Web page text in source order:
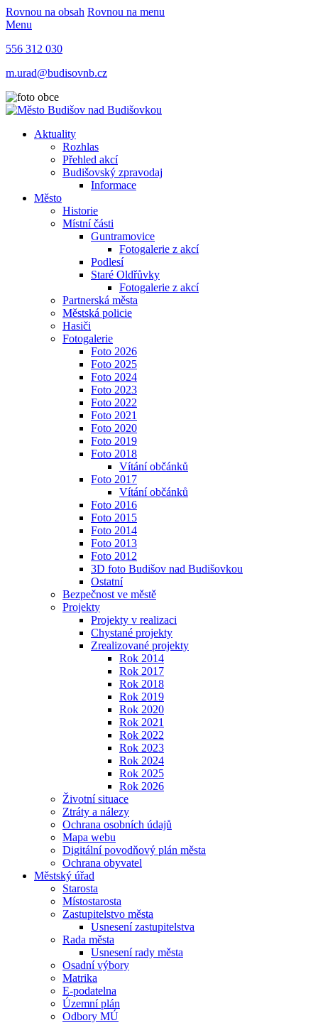
Rovnou na obsah Rovnou na menu
Menu
556 312 030
m.urad@budisovnb.cz
Aktuality
Rozhlas
Přehled akcí
Budišovský zpravodaj
Informace
Město
Historie
Místní části
Guntramovice
Fotogalerie z akcí
Podlesí
Staré Oldřůvky
Fotogalerie z akcí
Partnerská města
Městská policie
Hasiči
Fotogalerie
Foto 2026
Foto 2025
Foto 2024
Foto 2023
Foto 2022
Foto 2021
Foto 2020
Foto 2019
Foto 2018
Vítání občánků
Foto 2017
Vítání občánků
Foto 2016
Foto 2015
Foto 2014
Foto 2013
Foto 2012
3D foto Budišov nad Budišovkou
Ostatní
Bezpečnost ve městě
Projekty
Projekty v realizaci
Chystané projekty
Zrealizované projekty
Rok 2014
Rok 2017
Rok 2018
Rok 2019
Rok 2020
Rok 2021
Rok 2022
Rok 2023
Rok 2024
Rok 2025
Rok 2026
Životní situace
Ztráty a nálezy
Ochrana osobních údajů
Mapa webu
Digitální povodňový plán města
Ochrana obyvatel
Městský úřad
Starosta
Místostarosta
Zastupitelstvo města
Usnesení zastupitelstva
Rada města
Usnesení rady města
Osadní výbory
Matrika
E-podatelna
Územní plán
Odbory MÚ